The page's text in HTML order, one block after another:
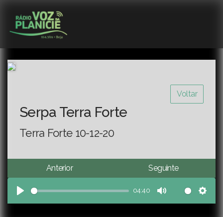
Voltar
Serpa Terra Forte
Terra Forte 10-12-20
Anterior Seguinte
Play
04:40
Mute